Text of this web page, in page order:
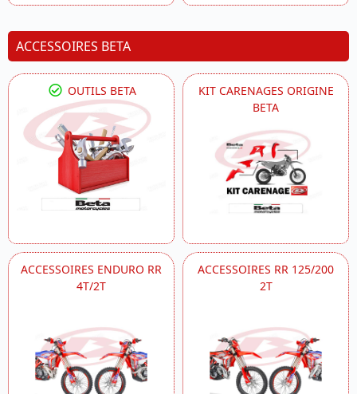
ACCESSOIRES BETA
OUTILS BETA
KIT CARENAGES ORIGINE
BETA
ACCESSOIRES ENDURO RR
4T/2T
ACCESSOIRES RR 125/200
2T